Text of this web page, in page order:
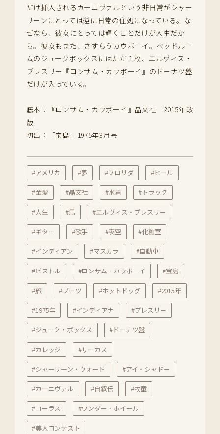
だけ挿入されるカーニヴァルという非日常がシャー
リーンにとっては逆に日常の住処になっている。な
ぜなら、彼女にとっては輝くことだけが人生だか
ら。彼女もまた、さすらうカウボーイ。ベッドルー
ムのジュークボックスにはただ１枚、エルヴィス・
プレスリー『ロンサム・カウボーイ』のドーナツ盤
だけが入っている。
底本：『ロンサム・カウボーイ』晶文社 2015年改
版
初出：「宝島」1975年3月号
#アメリカ #夢 #フロリダ #ヒール
#金髪 #晶文社 #水着 #トラック
#人生 #馬 #エルヴィス・プレスリー
#ギター #歌手 #夜空 #化粧室
#インディアン #マスカラ #自動車
#ピストル #ロンサム・カウボーイ #宝島
#旅 #ブーツ #ホットドッグ #2015年
#1975年 #インディアナ #プレスリー
#ジューク・ボックス #ドーナツ盤
#カレッジ #サーカス
#シャーリーン・ウォード #アイ・シャドー
#カーニヴァル #自叙伝 #牧童
#コーラス #ワンダー・ホイール
#美人コンテスト